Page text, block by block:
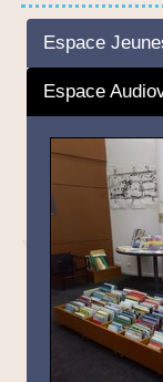
Espace
Espace